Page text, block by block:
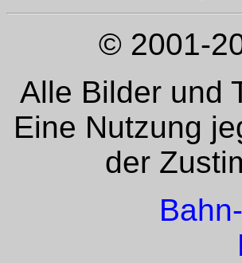
© 2001-
Alle Bilder und
Eine Nutzung
der